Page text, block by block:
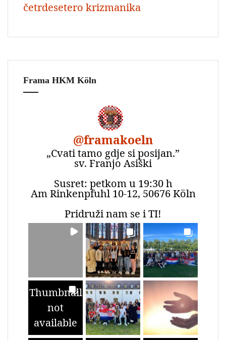
četrdesetero krizmanika
Frama HKM Köln
@framakoeln
„Cvati tamo gdje si posijan.”
sv. Franjo Asiški
Susret: petkom u 19:30 h
Am Rinkenpfuhl 10-12, 50676 Köln
Pridruži nam se i TI!
Thumbnail
not
available